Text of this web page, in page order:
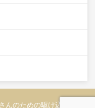
のための駆け込み相談